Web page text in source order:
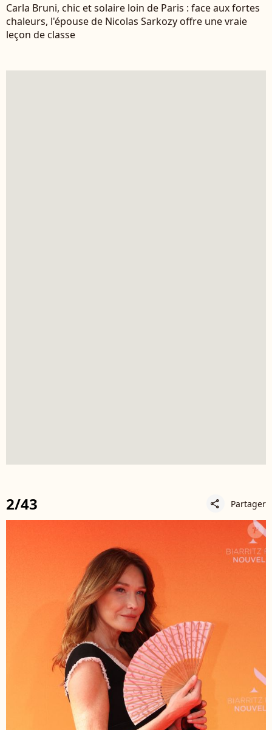
Carla Bruni, chic et solaire loin de Paris : face aux fortes
chaleurs, l'épouse de Nicolas Sarkozy offre une vraie
leçon de classe
2/43 share Partager